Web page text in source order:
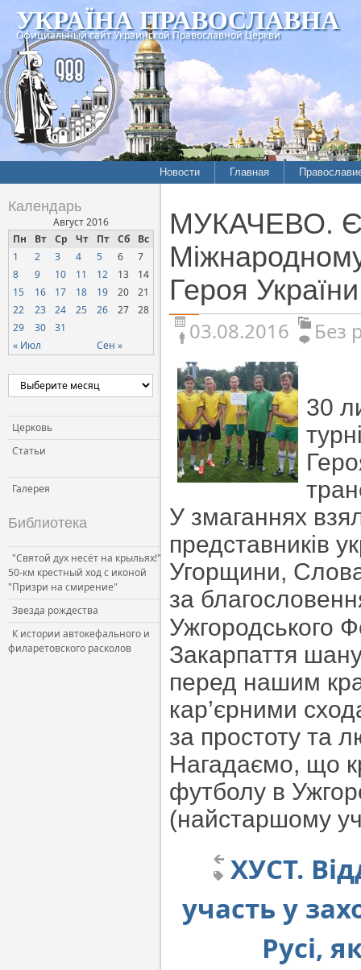
УКРАЇНА ПРАВОСЛАВНА
Официальный сайт Украинской Православной Церкви
Новости Главная
Календарь
Август 2016
Пн
Вт Ср Чт Пт Сб Вс
« Июл Сен »
1 2 3 4 5 6
7
8
9 10 11 12 13
14
15
16 17 18 19 20
21
22
23 24 25 26 27
28
29
30 31
Церковь
Статьи
Галерея
Библиотека
"Святой дух несёт на крыльях!"
50-км крестный ход с иконой
"Призри на смирение"
Звезда рождества
К истории автокефального и
филаретовского расколов
МУКАЧЕВО.
Міжнародному
Героя
03.08.2016 Без
30
У змаганнях
представників
Угорщини,
за
Ужгородського
Закарпаття
перед нашим
кар’єрними
за простоту та
Нагадаємо, що
футболу в
(найстаршому
ХУСТ.
участь у
Русі,